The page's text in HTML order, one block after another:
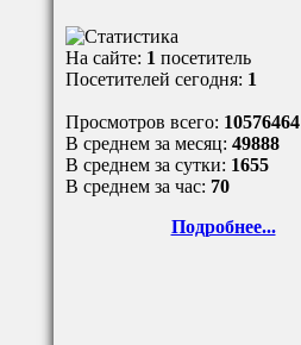
На сайте: 1 посетитель
Посетителей сегодня: 1
Просмотров всего: 10576464
В среднем за месяц: 49888
В среднем за сутки: 1655
В среднем за час: 70
Подробнее...